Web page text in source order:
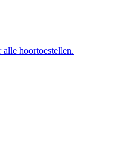
hoortoestellen.